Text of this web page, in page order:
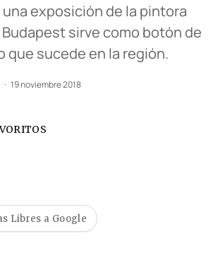
exposición de la pintora
sirve como botón de
que sucede en la región.
19 noviembre 2018
Libres a Google